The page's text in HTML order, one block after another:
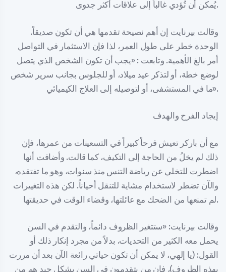
يُمكن أن تُؤدي غالباً إلى علاقات أكثر جدوى.
وقالت بيرنايت إن أهم نصيحة تقدمها هي أن تكون صديقاً.
الوحدة خطر على طول العمر، لذا فإن الاستثمار في التواصل
أمر بالغ الأهمية. وتابعت : «يجب أن تكون الشخص الذي يتصل
لوضع خطة، أو لتذكر عيد ميلاد، أو للجلوس بجانب سرير شخص
ما في المستشفى، أو لتوصيله إلى العلاج الكيميائي».
إيجاد الفرح والهدف
مع أن باركر تعيش فرحاً كبيراً في التسعينات من عمرها، فإن
ذلك لم يخلُ من الحاجة إلى التكيف، كما قالت. وأضافت أنها
اضطرت للتخلي عن رياضة التنس منذ سنوات، وهو ما تفتقده،
والآن تضطر لاستخدام مشاية للتنقل أحياناً. لكن هذه التغييرات
لم تمنعها من الضحك مع عائلتها، وقضاء الوقت في حديقتها.
وقالت بيرنايت: «ستتغير الظروف دائماً، والتقدم في السن
يحمل معه الكثير من التحديات. بدلاً من مجرد إنكار ذلك أو
القول: (يا إلهي، لا يمكن أن تكون حياتي رائعة الآن بعد أن مررت
بهذه الظروف)، فإن من يتقدمون في السن بشكل جيد هم من